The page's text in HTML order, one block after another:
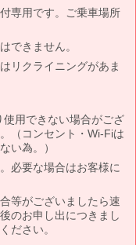
専用です。ご乗車場所
できません。
リクライニングがあま
用できない場合がござ
（コンセント・Wi-Fiは
い為。）
必要な場合はお客様に
等がございましたら速
のお申し出につきまし
ださい。